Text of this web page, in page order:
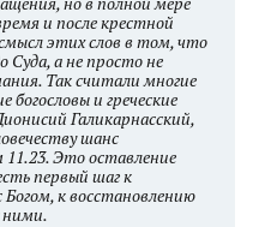
и после крестной
этих слов в том, что
Суда, а не просто не
Так считали многие
богословы и греческие
Галикарнасский,
шанс
Это оставление
первый шаг к
к восстановлению